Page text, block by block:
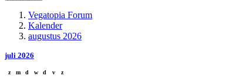
Vegatopia Forum
Kalender
augustus 2026
juli 2026
z m d w d v
z